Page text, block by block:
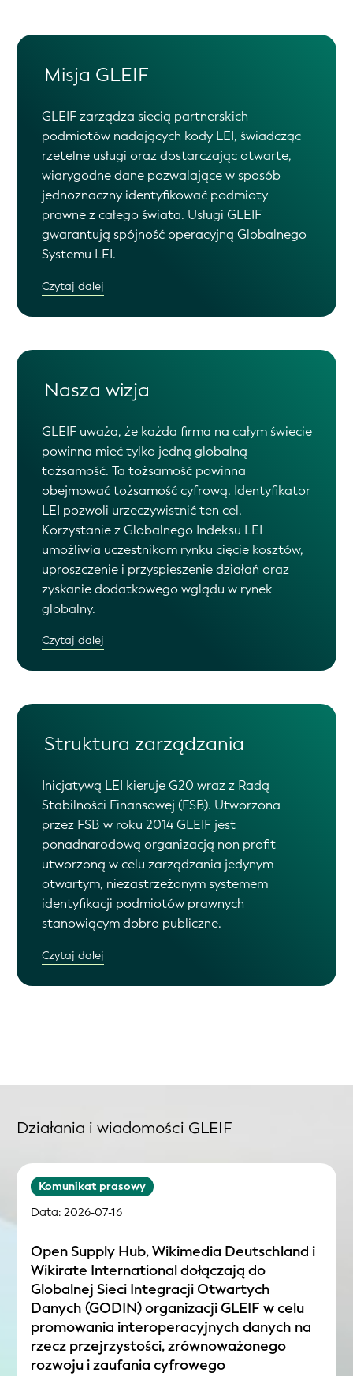
Misja GLEIF
GLEIF zarządza siecią partnerskich
podmiotów nadających kody LEI, świadcząc
rzetelne usługi oraz dostarczając otwarte,
wiarygodne dane pozwalające w sposób
jednoznaczny identyfikować podmioty
prawne z całego świata. Usługi GLEIF
gwarantują spójność operacyjną Globalnego
Systemu LEI.
Czytaj dalej
Nasza wizja
GLEIF uważa, że każda firma na całym świecie
powinna mieć tylko jedną globalną
tożsamość. Ta tożsamość powinna
obejmować tożsamość cyfrową. Identyfikator
LEI pozwoli urzeczywistnić ten cel.
Korzystanie z Globalnego Indeksu LEI
umożliwia uczestnikom rynku cięcie kosztów,
uproszczenie i przyspieszenie działań oraz
zyskanie dodatkowego wglądu w rynek
globalny.
Czytaj dalej
Struktura zarządzania
Inicjatywą LEI kieruje G20 wraz z Radą
Stabilności Finansowej (FSB). Utworzona
przez FSB w roku 2014 GLEIF jest
ponadnarodową organizacją non profit
utworzoną w celu zarządzania jedynym
otwartym, niezastrzeżonym systemem
identyfikacji podmiotów prawnych
stanowiącym dobro publiczne.
Czytaj dalej
Działania i wiadomości GLEIF
Komunikat prasowy
Data: 2026-07-16
Open Supply Hub, Wikimedia Deutschland i
Wikirate International dołączają do
Globalnej Sieci Integracji Otwartych
Danych (GODIN) organizacji GLEIF w celu
promowania interoperacyjnych danych na
rzecz przejrzystości, zrównoważonego
rozwoju i zaufania cyfrowego